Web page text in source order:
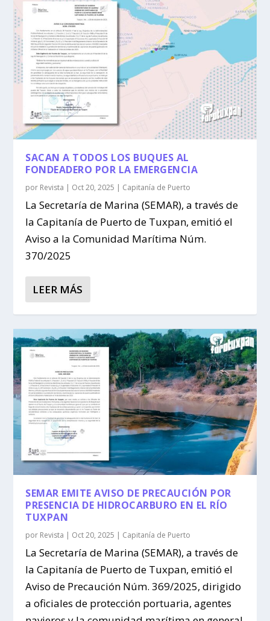
SACAN A TODOS LOS BUQUES AL
FONDEADERO POR LA EMERGENCIA
por Revista | Oct 20, 2025 | Capitanía de Puerto
La Secretaría de Marina (SEMAR), a través de
la Capitanía de Puerto de Tuxpan, emitió el
Aviso a la Comunidad Marítima Núm.
370/2025
LEER MÁS
SEMAR EMITE AVISO DE PRECAUCIÓN POR
PRESENCIA DE HIDROCARBURO EN EL RÍO
TUXPAN
por Revista | Oct 20, 2025 | Capitanía de Puerto
La Secretaría de Marina (SEMAR), a través de
la Capitanía de Puerto de Tuxpan, emitió el
Aviso de Precaución Núm. 369/2025, dirigido
a oficiales de protección portuaria, agentes